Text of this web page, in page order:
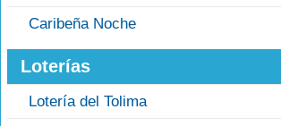
Caribeña Noche
Loterías
Lotería del Tolima